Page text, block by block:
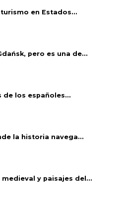
en Estados...
pero es una de...
de los españoles...
la historia navega...
y paisajes del...